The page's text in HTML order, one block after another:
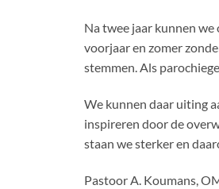
Na twee jaar kunnen
voorjaar en zomer
stemmen. Als
We kunnen daar uiting
inspireren door de
staan we sterker en
Pastoor A. Koumans,